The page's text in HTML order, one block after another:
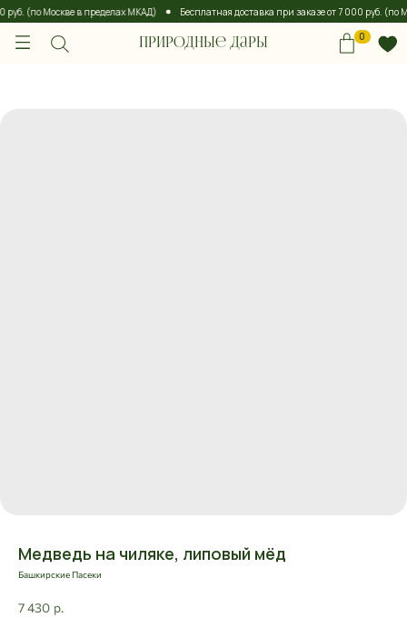
(по Москве в пределах МКАД) Бесплатная доставка при заказе от 7 000 руб. (по
Природные дары 0
Природные дары 0
Медведь на чиляке, липовый мёд
Башкирские Пасеки
7 430 р.